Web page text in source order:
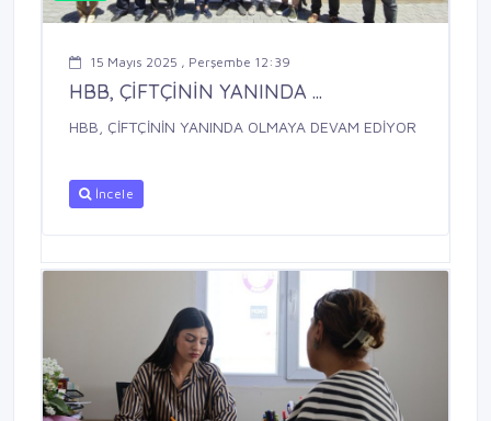
15 Mayıs 2025 , Perşembe 12:39
HBB, ÇİFTÇİNİN YANINDA ...
HBB, ÇİFTÇİNİN YANINDA OLMAYA DEVAM EDİYOR
İncele